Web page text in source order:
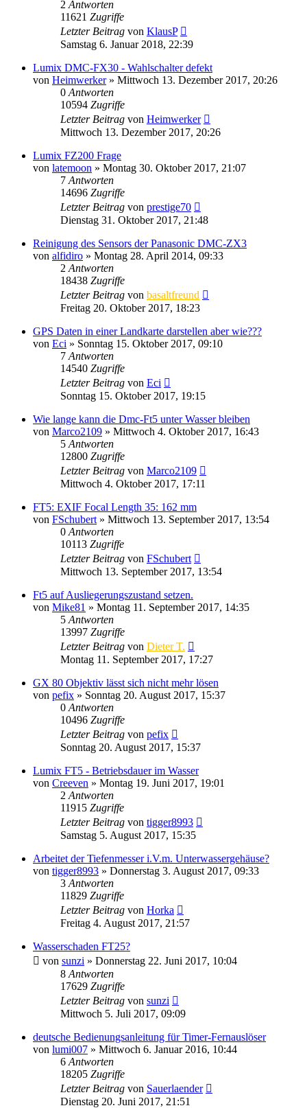
2 Antworten
11621 Zugriffe
Letzter Beitrag von KlausP
Samstag 6. Januar 2018, 22:39
Lumix DMC-FX30 - Wahlschalter defekt
von Heimwerker» Mittwoch 13. Dezember 2017, 20:26
0 Antworten
10594 Zugriffe
Letzter Beitrag von Heimwerker
Mittwoch 13. Dezember 2017, 20:26
Lumix FZ200 Frage
von latemoon » Montag 30. Oktober 2017, 21:07
7 Antworten
14696 Zugriffe
Letzter Beitrag von prestige70
Dienstag 31. Oktober 2017, 21:48
Reinigung des Sensors der Panasonic DMC-ZX3
von alfidiro » Montag 28. April 2014, 09:33
2 Antworten
18438 Zugriffe
Letzter Beitrag von basaltfreund
Freitag 20. Oktober 2017, 18:23
GPS Daten in einer Landkarte darstellen aber wie???
von Eci » Sonntag 15. Oktober 2017, 09:10
7 Antworten
14540 Zugriffe
Letzter Beitrag von Eci
Sonntag 15. Oktober 2017, 19:15
Wie lange kann die Dmc-Ft5 unter Wasser bleiben
von Marco2109 » Mittwoch 4. Oktober 2017, 16:43
5 Antworten
12800 Zugriffe
Letzter Beitrag von Marco2109
Mittwoch 4. Oktober 2017, 17:11
FT5: EXIF Focal Length 35: 162 mm
von FSchubert » Mittwoch 13. September 2017, 13:54
0 Antworten
10113 Zugriffe
Letzter Beitrag von FSchubert
Mittwoch 13. September 2017, 13:54
Ft5 auf Ausliegerungszustand setzen.
von Mike81 » Montag 11. September 2017, 14:35
5 Antworten
13997 Zugriffe
Letzter Beitrag von Dieter T.
Montag 11. September 2017, 17:27
GX 80 Objektiv lässt sich nicht mehr lösen
von pefix » Sonntag 20. August 2017, 15:37
0 Antworten
10496 Zugriffe
Letzter Beitrag von pefix
Sonntag 20. August 2017, 15:37
Lumix FT5 - Betriebsdauer im Wasser
von Creeven » Montag 19. Juni 2017, 19:01
2 Antworten
11915 Zugriffe
Letzter Beitrag von tigger8993
Samstag 5. August 2017, 15:35
Arbeitet der Tiefenmesser i.V.m. Unterwassergehäuse?
von tigger8993 » Donnerstag 3. August 2017, 09:33
3 Antworten
11829 Zugriffe
Letzter Beitrag von Horka
Freitag 4. August 2017, 21:57
Wasserschaden FT25?
von sunzi » Donnerstag 22. Juni 2017, 10:04
8 Antworten
17629 Zugriffe
Letzter Beitrag von sunzi
Mittwoch 5. Juli 2017, 09:09
deutsche Bedienungsanleitung für Timer-Fernauslöser
von lumi007 » Mittwoch 6. Januar 2016, 10:44
6 Antworten
18205 Zugriffe
Letzter Beitrag von Sauerlaender
Dienstag 20. Juni 2017, 21:51